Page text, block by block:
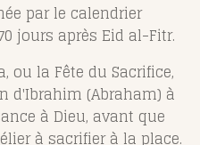
par le calendrier
jours après Eid al-Fitr.
ou la Fête du Sacrifice,
d'Ibrahim (Abraham) à
à Dieu, avant que
à sacrifier à la place.